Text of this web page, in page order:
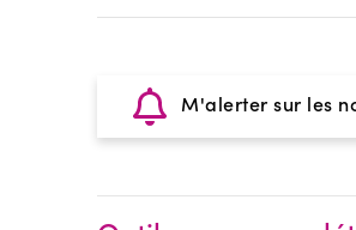
M'alerter sur les